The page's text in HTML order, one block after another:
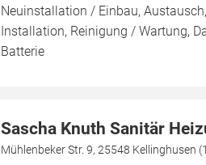
Neuinstallation / Einbau,
Installation, Reinigung / Wartung,
Batterie
Sascha Knuth Sanitär
Mühlenbeker Str. 9, 25548 Kellinghusen